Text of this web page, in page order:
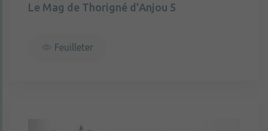
Le Mag de Thorigné d’Anjou 5
Feuilleter